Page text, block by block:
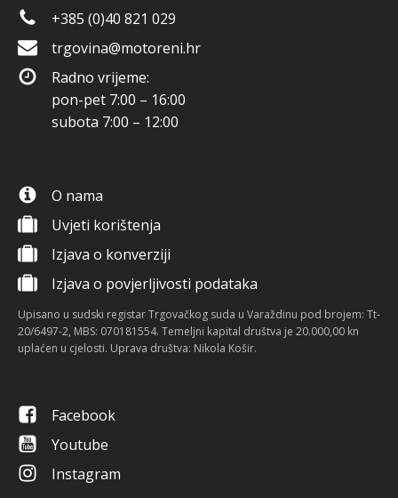
+385 (0)40 821 029
trgovina@motoreni.hr
Radno vrijeme:
pon-pet 7:00 – 16:00
subota 7:00 – 12:00
O nama
Uvjeti korištenja
Izjava o konverziji
Izjava o povjerljivosti podataka
Upisano u sudski registar Trgovačkog suda u Varaždinu pod brojem: Tt-
20/6497-2, MBS: 070181554. Temeljni kapital društva je 20.000,00 kn
uplaćen u cjelosti. Uprava društva: Nikola Košir.
Facebook
Youtube
Instagram